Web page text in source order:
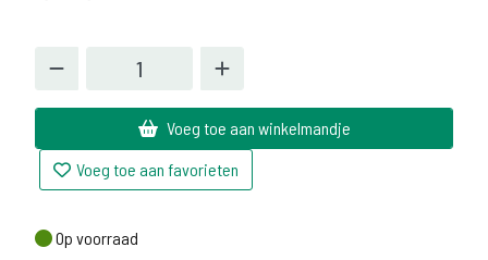
Voeg toe aan winkelmandje
Voeg toe aan favorieten
Op voorraad
Op voorraad